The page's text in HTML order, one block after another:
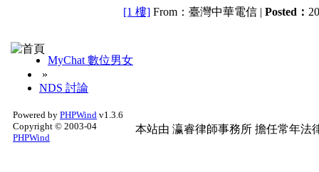
[1 樓] From：臺灣中華電信 | Posted：
MyChat 數位男女
»
NDS 討論
Powered by PHPWind v1.3.6
Copyright © 2003-04
PHPWind
本站由 瀛睿律師事務所 擔任常年法